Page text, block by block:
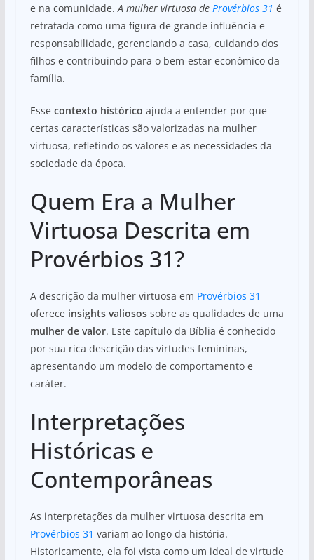
e na comunidade.A mulher virtuosa de Provérbios 31 é
retratada como uma figura de grande influência e
responsabilidade, gerenciando a casa, cuidando dos
filhos e contribuindo para o bem-estar econômico da
família.
Esse contexto histórico ajuda a entender por que
certas características são valorizadas na mulher
virtuosa, refletindo os valores e as necessidades da
sociedade da época.
Quem Era a Mulher
Virtuosa Descrita em
Provérbios 31?
A descrição da mulher virtuosa em Provérbios 31
oferece insights valiosossobre as qualidades de uma
mulher de valor. Este capítulo da Bíblia é conhecido
por sua rica descrição das virtudes femininas,
apresentando um modelo de comportamento e
caráter.
Interpretações
Históricas e
Contemporâneas
As interpretações da mulher virtuosa descrita em
Provérbios 31 variam ao longo da história.
Historicamente, ela foi vista como um ideal de virtude